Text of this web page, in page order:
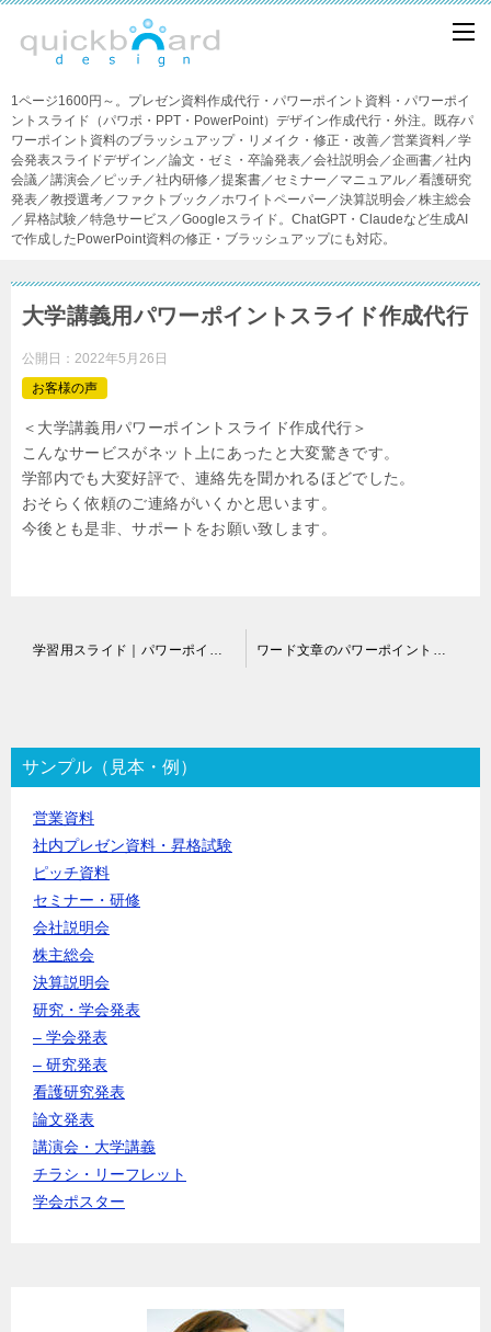
1ページ1600円～。プレゼン資料作成代行・パワーポイント資料・パワーポイ
ントスライド（パワポ・PPT・PowerPoint）デザイン作成代行・外注。既存パ
ワーポイント資料のブラッシュアップ・リメイク・修正・改善／営業資料／学
会発表スライドデザイン／論文・ゼミ・卒論発表／会社説明会／企画書／社内
会議／講演会／ピッチ／社内研修／提案書／セミナー／マニュアル／看護研究
発表／教授選考／ファクトブック／ホワイトペーパー／決算説明会／株主総会
／昇格試験／特急サービス／Googleスライド。ChatGPT・Claudeなど生成AI
で作成したPowerPoint資料の修正・ブラッシュアップにも対応。
大学講義用パワーポイントスライド作成代行
公開日： 2022年5月26日
お客様の声
＜大学講義用パワーポイントスライド作成代行＞
こんなサービスがネット上にあったと大変驚きです。
学部内でも大変好評で、連絡先を聞かれるほどでした。
おそらく依頼のご連絡がいくかと思います。
今後とも是非、サポートをお願い致します。
ゲ
ー
シ
サンプル（見本・例）
営業資料
社内プレゼン資料・昇格試験
ピッチ資料
セミナー・研修
会社説明会
株主総会
決算説明会
研究・学会発表
– 学会発表
– 研究発表
看護研究発表
論文発表
講演会・大学講義
チラシ・リーフレット
学会ポスター